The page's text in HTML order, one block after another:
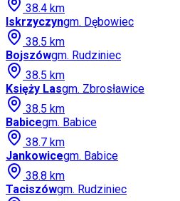
38.4 km
Iskrzyczyngm. Dębowiec
38.5 km
Bojszówgm. Rudziniec
38.5 km
Księży Lasgm. Zbrosławice
38.5 km
Babicegm. Babice
38.7 km
Jankowicegm. Babice
38.8 km
Taciszówgm. Rudziniec